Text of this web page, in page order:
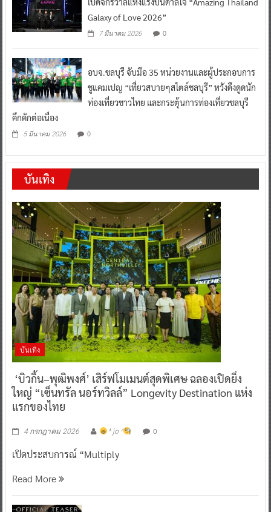
Galaxy of Love 2026”
7 มีนาคม 2026 0
อบจ.ชลบุรี จับมือ 35 หน่วยงานและผู้ประกอบการ
ชูแคมเปญ “เที่ยวสบายๆสไตล์ชลบุรี” หวังดึงดูดนัก
ท่องเที่ยวชาวไทย และกระตุ้นการท่องเที่ยวชลบุรี
คึกคักต่อเนื่อง
5 มีนาคม 2026 0
บันเทิง
บันเทิง
‘บิวกิ้น–พุฒิพงศ์’ เสิร์ฟโมเมนต์สุดพิเศษ ฉลองเปิดยิ่ง
ใหญ่ “เซ็นทรัล นอร์ทวิลล์” Longevity Destination แห่ง
แรกของไทย
4 กรกฎาคม 2026 ^ jo ^ 0
เปิดประสบการณ์ “Multiply
Read More